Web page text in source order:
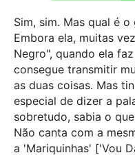
Sim, sim. Mas qual é
Embora ela, muitas
Negro", quando ela
consegue transmitir
as duas coisas. Mas
especial de dizer a
sobretudo, sabia o
Não canta com a
a 'Mariquinhas' ['Vou